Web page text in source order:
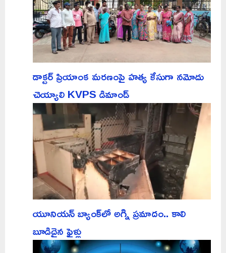
డాక్టర్ ప్రియాంక మరణంపై హత్య కేసుగా నమోదు
చెయ్యాలి KVPS డిమాండ్
యూనియన్ బ్యాంక్‌లో అగ్ని ప్రమాదం.. కాలి
బూడిదైన ఫైళ్లు